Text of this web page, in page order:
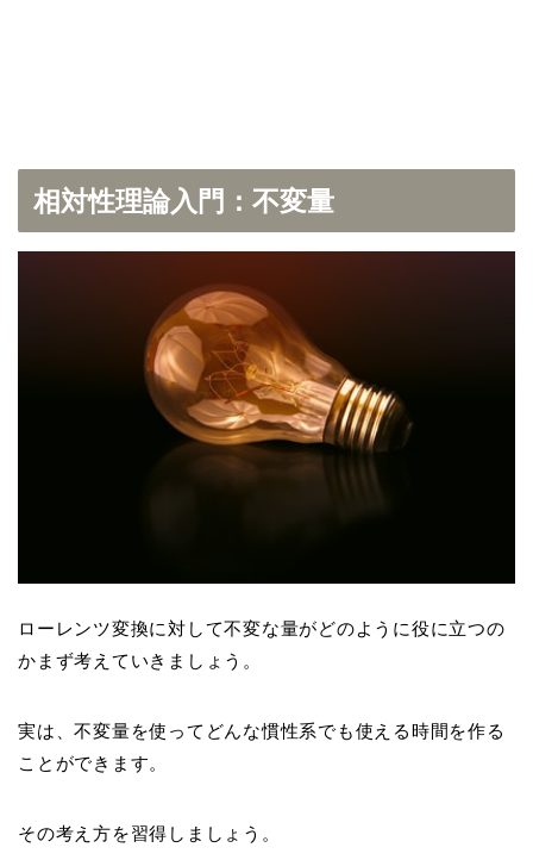
相対性理論入門：不変量
ローレンツ変換に対して不変な量がどのように役に立つの
かまず考えていきましょう。
実は、不変量を使ってどんな慣性系でも使える時間を作る
ことができます。
その考え方を習得しましょう。